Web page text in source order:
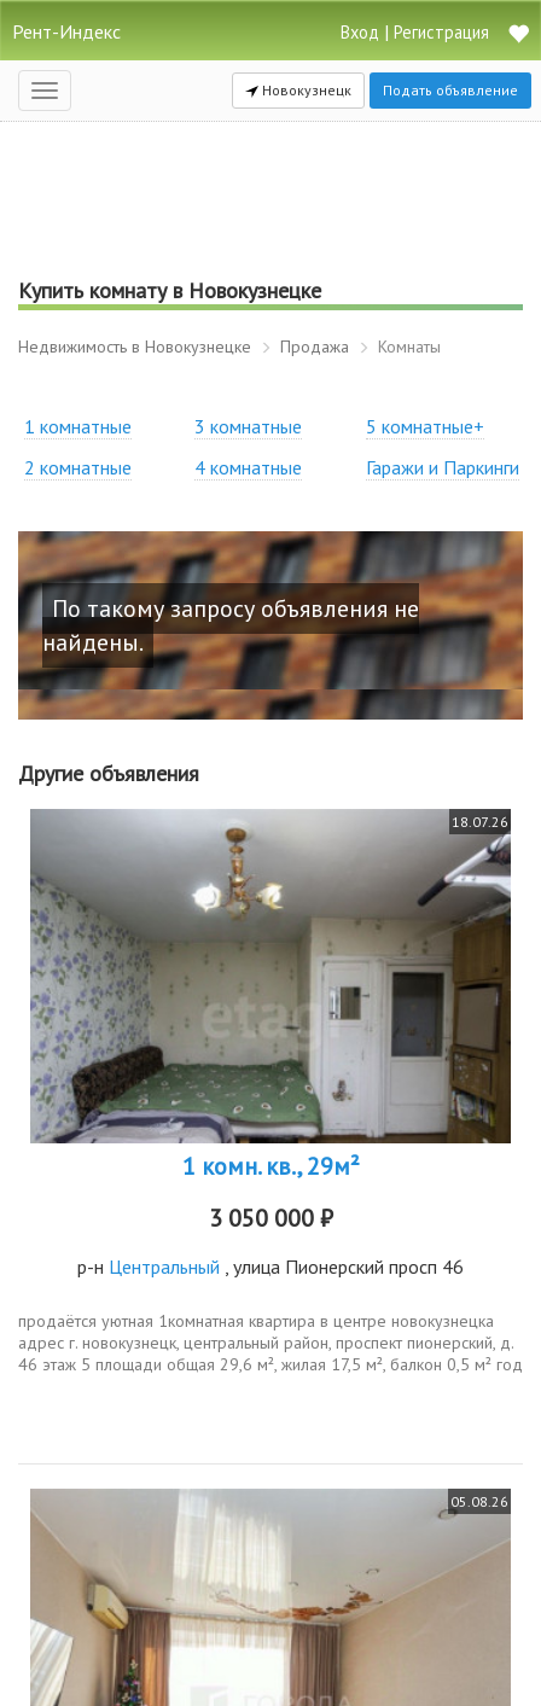
Рент-Индекс Вход | Регистрация
Открыть
навигацию
Новокузнецк Подать объявление
Купить комнату в Новокузнецке
Недвижимость в Новокузнецке Продажа Комнаты
1 комнатные
2 комнатные
3 комнатные
4 комнатные
5 комнатные+
Гаражи и Паркинги
По такому запросу объявления не
найдены.
Другие объявления
18.07.26
1 комн. кв., 29м²
3 050 000 ₽
р-н Центральный , улица Пионерский просп 46
продаётся уютная 1комнатная квартира в центре новокузнецка
адрес г. новокузнецк, центральный район, проспект пионерский, д.
46 этаж 5 площади общая 29,6 м², жилая 17,5 м², балкон 0,5 м² год
05.08.26